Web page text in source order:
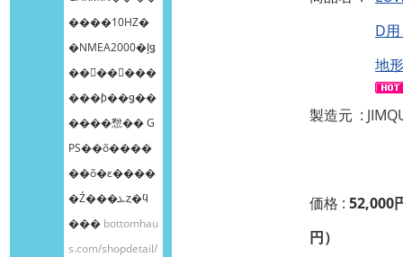
����10HZ�
�NMEA2000�إǥ
��󥰥��󥵡���
���ƥ��ǥ��
����㥹�� G
PS��õ����
��õ�ε����
�Ź���ܥȥ�ϥ
��� bottomhau
s.com/shopdetail/
D
地
製造元 :
価格 : 52,000
円）